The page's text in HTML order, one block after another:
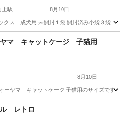
上駅 8月10日
クス 成犬用 未開封１袋 開封済み小袋３袋
山上駅 その他 ミンチ
ヤマ キャットケージ 子猫用
8月10日
ーヤマ キャットケージ 子猫用のサイズです
その他
ル レトロ